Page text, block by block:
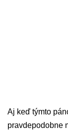
Aj keď týmto
pravdepodobne